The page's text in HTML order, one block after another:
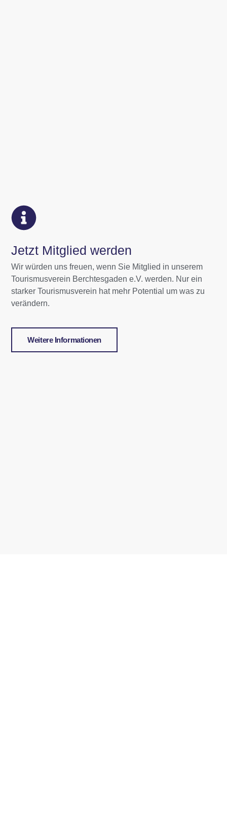
Jetzt Mitglied werden
Wir würden uns freuen, wenn Sie Mitglied in unserem
Tourismusverein Berchtesgaden e.V. werden. Nur ein
starker Tourismusverein hat mehr Potential um was zu
verändern.
Weitere Informationen